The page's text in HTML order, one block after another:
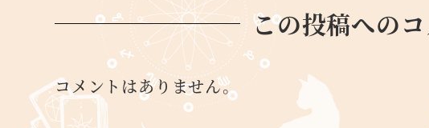
この投稿への
コメントはありません。